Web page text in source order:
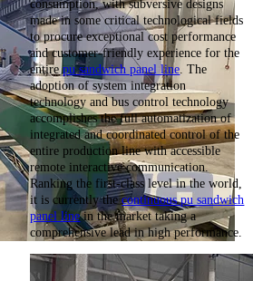
consumption, with subversive designs
made in some critical technological fields
to procure exceptional cost performance
and customer-friendly experience for the
entirepu sandwich panel line. The
adoption of system integration
technology and bus control technology
accomplishes the full automatization of
integrated and coordinated control of the
entire production line with accessible
remote interactive communication.
Ranking the first-class level in the world,
it is currently thecontinuous pu sandwich
panel linein the market taking a
comprehensive lead in high performance.